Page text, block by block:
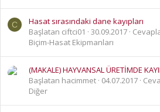
C
Hasat sırasındaki dane kayıpları
Başlatan ciftci01
30.09.2017
Biçim-Hasat Ekipmanları
(MAKALE) HAYVANSAL ÜRETİMDE
Başlatan hacimmet 04.07.2017
Diğer